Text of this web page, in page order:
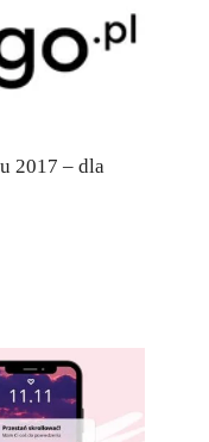
2017 – dla